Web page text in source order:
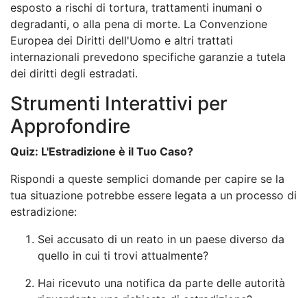
esposto a rischi di tortura, trattamenti inumani o
degradanti, o alla pena di morte. La Convenzione
Europea dei Diritti dell'Uomo e altri trattati
internazionali prevedono specifiche garanzie a tutela
dei diritti degli estradati.
Strumenti Interattivi per
Approfondire
Quiz: L'Estradizione è il Tuo Caso?
Rispondi a queste semplici domande per capire se la
tua situazione potrebbe essere legata a un processo di
estradizione:
Sei accusato di un reato in un paese diverso da
quello in cui ti trovi attualmente?
Hai ricevuto una notifica da parte delle autorità